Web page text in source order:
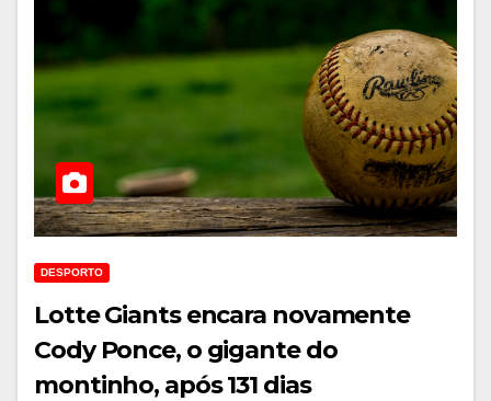
DESPORTO
Lotte Giants encara novamente
Cody Ponce, o gigante do
montinho, após 131 dias